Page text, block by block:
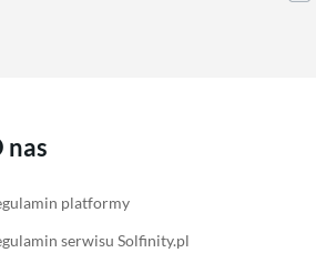
nas
platformy
serwisu Solfinity.pl